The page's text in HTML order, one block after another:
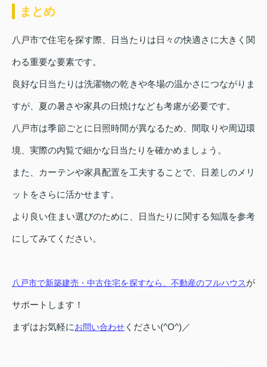
まとめ
八戸市で住宅を探す際、日当たりは日々の快適さに大きく関
わる重要な要素です。
良好な日当たりは洗濯物の乾きや冬場の温かさにつながりま
すが、夏の暑さや家具の日焼けなども考慮が必要です。
八戸市は季節ごとに日照時間が異なるため、間取りや周辺環
境、実際の内覧で細かな日当たりを確かめましょう。
また、カーテンや家具配置を工夫することで、日差しのメリ
ットをさらに活かせます。
より良い住まい選びのために、日当たりに関する知識を参考
にしてみてください。
八戸市で新築建売・中古住宅を探すなら、不動産のフルハウスが
サポートします！
まずはお気軽にお問い合わせ ください(^O^)／